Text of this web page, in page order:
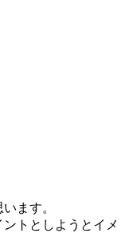
ます。
トとしようとイメ